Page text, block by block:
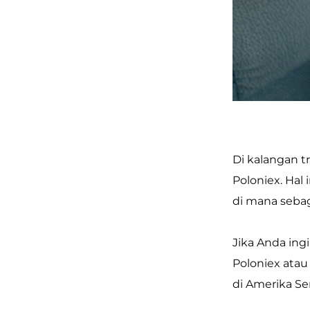
Di kalangan
Poloniex.
di mana
Jika Anda
Poloniex
di Amerika